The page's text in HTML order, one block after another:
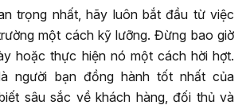
trọng nhất, hãy luôn bắt đầu từ việc
một cách kỹ lưỡng. Đừng bao giờ
hoặc thực hiện nó một cách hời hợt.
người bạn đồng hành tốt nhất của
sâu sắc về khách hàng, đối thủ và